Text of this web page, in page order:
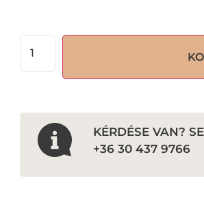
KÉRDÉSE VAN?
+36 30 437 9766